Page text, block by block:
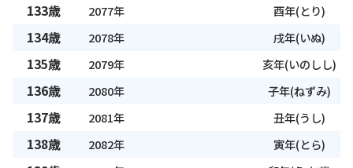
133歳 2077年 酉年(とり)
134歳 2078年 戌年(いぬ)
135歳 2079年 亥年(いのしし)
136歳 2080年 子年(ねずみ)
137歳 2081年 丑年(うし)
138歳 2082年 寅年(とら)